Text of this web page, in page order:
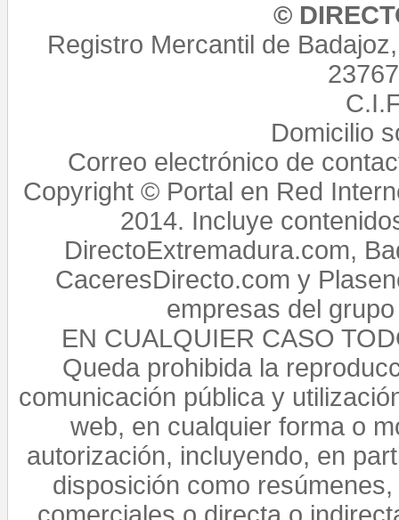
©
Registro Mercantil de
Domicilio
Correo electrónico de
Copyright © Portal en Red
2014. Incluye
DirectoExtremadura.com,
CaceresDirecto.com y
empresas del
EN CUALQUIER CASO
Queda prohibida la
comunicación pública y
web, en cualquier forma o
autorización, incluyendo, en
disposición como